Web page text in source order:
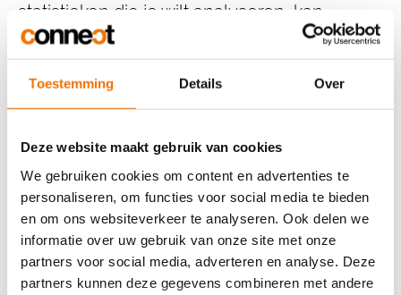
Toestemming Details Over
Deze website maakt gebruik van cookies
We gebruiken cookies om content en advertenties te
personaliseren, om functies voor social media te bieden
en om ons websiteverkeer te analyseren. Ook delen we
informatie over uw gebruik van onze site met onze
partners voor social media, adverteren en analyse. Deze
partners kunnen deze gegevens combineren met andere
statistieken die je wilt analyseren, kan
ChatGPT deze dimensie ook niet integreren.
4. Een geboren
vereenvoudiger
Wanneer je aan ChatGPT vraagt om de